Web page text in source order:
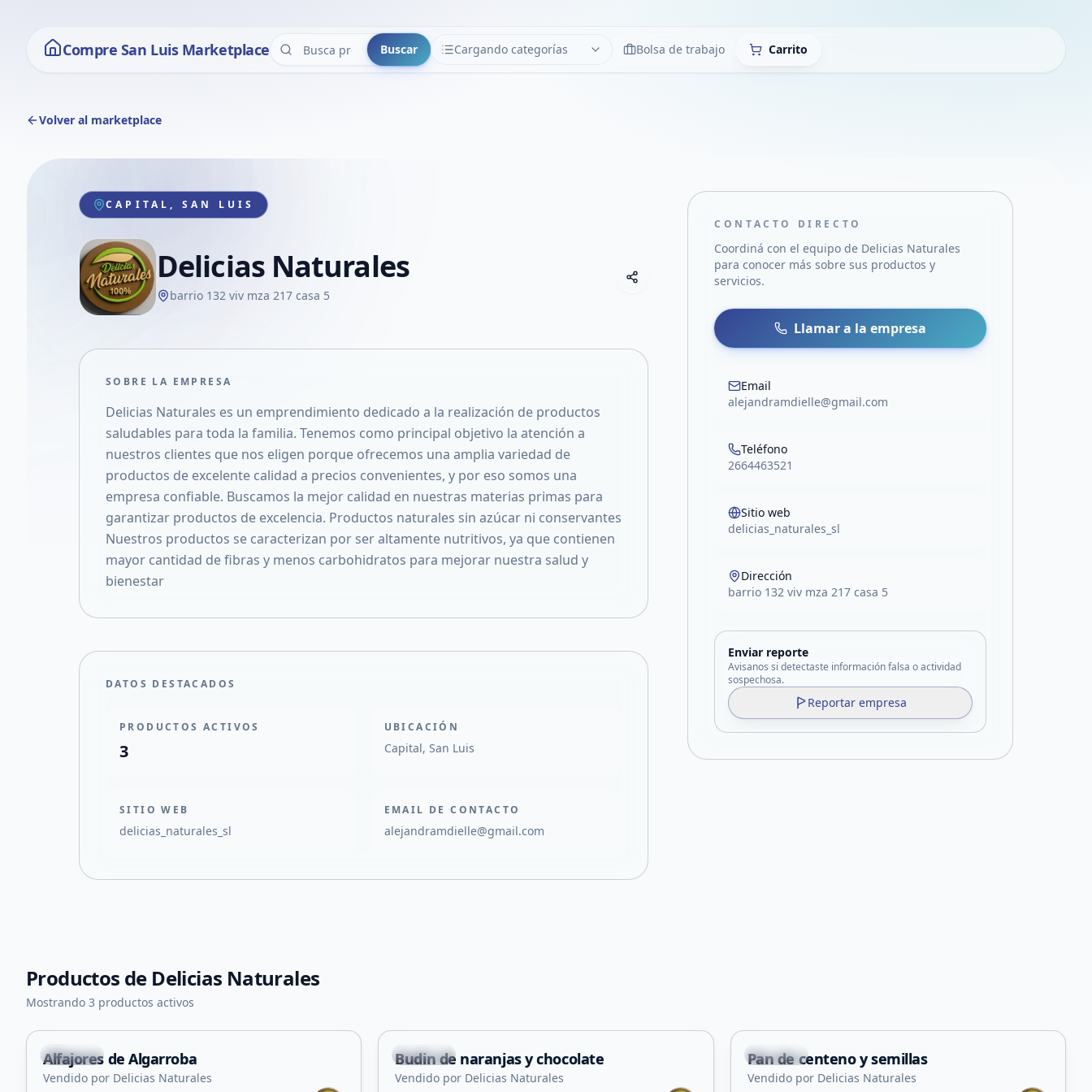
Compre San Luis Marketplace Buscar Cargando categorías
CATEGORÍAS LimpiarBolsa de trabajo Carrito
Volver al marketplace
CAPITAL, SAN LUIS
Delicias Naturales
barrio 132 viv mza 217 casa 5
Compartir empresa
Compartir por WhatsApp
Compartir por mail
Compartir en Facebook
SOBRE LA EMPRESA
Delicias Naturales es un emprendimiento dedicado a la realización de productos
saludables para toda la familia. Tenemos como principal objetivo la atención a
nuestros clientes que nos eligen porque ofrecemos una amplia variedad de
productos de excelente calidad a precios convenientes, y por eso somos una
empresa confiable. Buscamos la mejor calidad en nuestras materias primas para
garantizar productos de excelencia. Productos naturales sin azúcar ni conservantes
Nuestros productos se caracterizan por ser altamente nutritivos, ya que contienen
mayor cantidad de fibras y menos carbohidratos para mejorar nuestra salud y
bienestar
DATOS DESTACADOS
PRODUCTOS ACTIVOS
3
UBICACIÓN
Capital, San Luis
SITIO WEB
delicias_naturales_sl
EMAIL DE CONTACTO
alejandramdielle@gmail.com
CONTACTO DIRECTO
Coordiná con el equipo de Delicias Naturales
para conocer más sobre sus productos y
servicios.
Llamar a la empresa
Email
alejandramdielle@gmail.com
Teléfono
2664463521
Sitio web
delicias_naturales_sl
Dirección
barrio 132 viv mza 217 casa 5
Enviar reporte
Avisanos si detectaste información falsa o actividad
sospechosa.
Reportar empresa
Productos de Delicias Naturales
Mostrando 3 productos activos
Capital
Alfajores de Algarroba
Vendido por Delicias Naturales
Capital
Budin de naranjas y chocolate
Vendido por Delicias Naturales
Capital
Pan de centeno y semillas
Vendido por Delicias Naturales